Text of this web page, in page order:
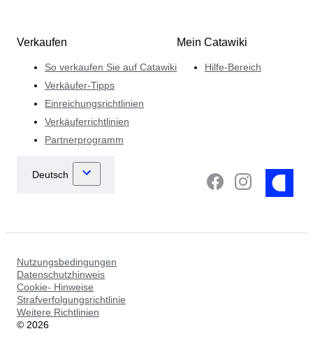
Verkaufen
So verkaufen Sie auf Catawiki
Verkäufer-Tipps
Einreichungsrichtlinien
Verkäuferrichtlinien
Partnerprogramm
Mein Catawiki
Hilfe-Bereich
Nutzungsbedingungen
Datenschutzhinweis
Cookie- Hinweise
Strafverfolgungsrichtlinie
Weitere Richtlinien
© 2026